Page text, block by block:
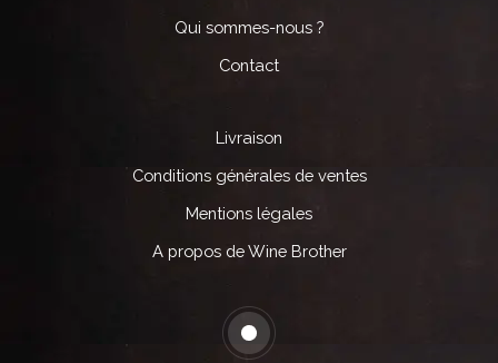
Qui sommes-nous ?
Contact
Livraison
Conditions générales de ventes
Mentions légales
A propos de Wine Brother